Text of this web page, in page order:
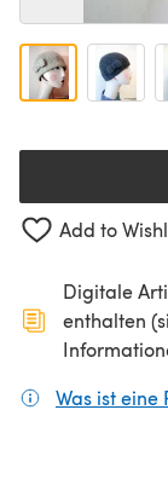
Add to
Digitale
enthalten
Was ist eine